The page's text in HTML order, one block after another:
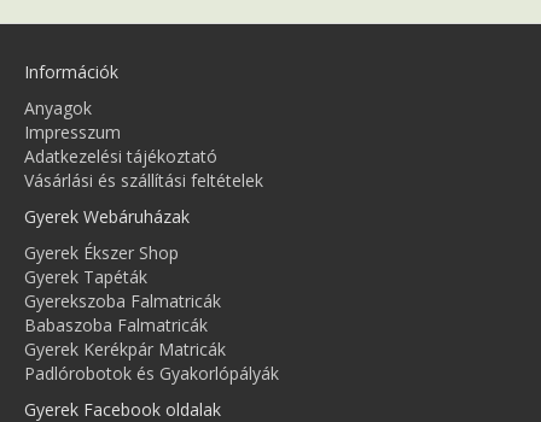
Információk
Anyagok
Impresszum
Adatkezelési tájékoztató
Vásárlási és szállítási feltételek
Gyerek Webáruházak
Gyerek Ékszer Shop
Gyerek Tapéták
Gyerekszoba Falmatricák
Babaszoba Falmatricák
Gyerek Kerékpár Matricák
Padlórobotok és Gyakorlópályák
Gyerek Facebook oldalak